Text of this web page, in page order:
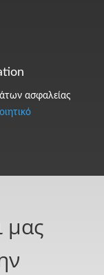
ασφαλείας
μας